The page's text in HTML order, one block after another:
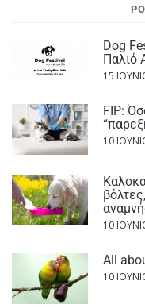
Dog
Παλιό
15
FIP:
10
10
All
10